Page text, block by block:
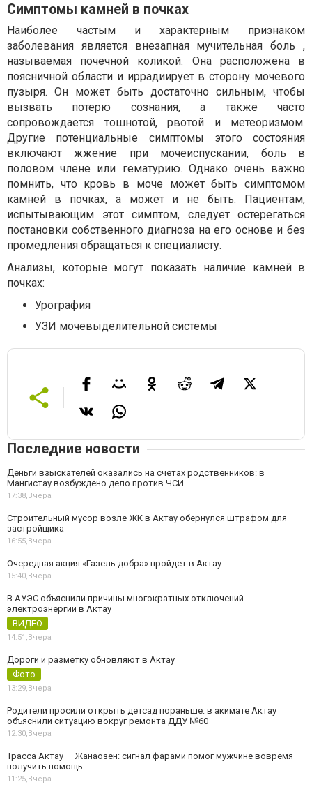
Симптомы камней в почках
Наиболее частым и характерным признаком
заболевания является внезапная мучительная боль ,
называемая почечной коликой. Она расположена в
поясничной области и иррадиирует в сторону мочевого
пузыря. Он может быть достаточно сильным, чтобы
вызвать потерю сознания, а также часто
сопровождается тошнотой, рвотой и метеоризмом.
Другие потенциальные симптомы этого состояния
включают жжение при мочеиспускании, боль в
половом члене или гематурию. Однако очень важно
помнить, что кровь в моче может быть симптомом
камней в почках, а может и не быть. Пациентам,
испытывающим этот симптом, следует остерегаться
постановки собственного диагноза на его основе и без
промедления обращаться к специалисту.
Анализы, которые могут показать наличие камней в
почках:
Урография
УЗИ мочевыделительной системы
Последние новости
Деньги взыскателей оказались на счетах родственников: в
Мангистау возбуждено дело против ЧСИ
17:38, Вчера
Строительный мусор возле ЖК в Актау обернулся штрафом для
застройщика
16:55, Вчера
Очередная акция «Газель добра» пройдет в Актау
15:40, Вчера
В АУЭС объяснили причины многократных отключений
электроэнергии в Актау
ВИДЕО
14:51, Вчера
Дороги и разметку обновляют в Актау
Фото
13:29, Вчера
Родители просили открыть детсад пораньше: в акимате Актау
объяснили ситуацию вокруг ремонта ДДУ №60
12:30, Вчера
Трасса Актау — Жанаозен: сигнал фарами помог мужчине вовремя
получить помощь
11:25, Вчера